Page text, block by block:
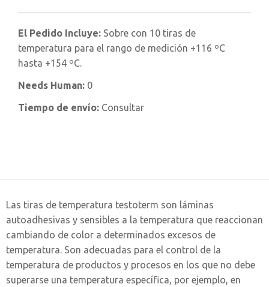
El Pedido Incluye: Sobre con 10 tiras de
temperatura para el rango de medición +116 ºC
hasta +154 ºC.
Needs Human: 0
Tiempo de envío: Consultar
Las tiras de temperatura testoterm son láminas
autoadhesivas y sensibles a la temperatura que reaccionan
cambiando de color a determinados excesos de
temperatura. Son adecuadas para el control de la
temperatura de productos y procesos en los que no debe
superarse una temperatura específica, por ejemplo, en